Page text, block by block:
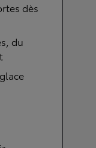
dès
du